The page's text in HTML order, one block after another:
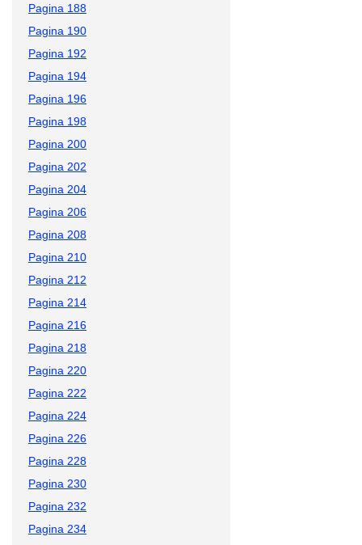
Pagina 188
Pagina 190
Pagina 192
Pagina 194
Pagina 196
Pagina 198
Pagina 200
Pagina 202
Pagina 204
Pagina 206
Pagina 208
Pagina 210
Pagina 212
Pagina 214
Pagina 216
Pagina 218
Pagina 220
Pagina 222
Pagina 224
Pagina 226
Pagina 228
Pagina 230
Pagina 232
Pagina 234